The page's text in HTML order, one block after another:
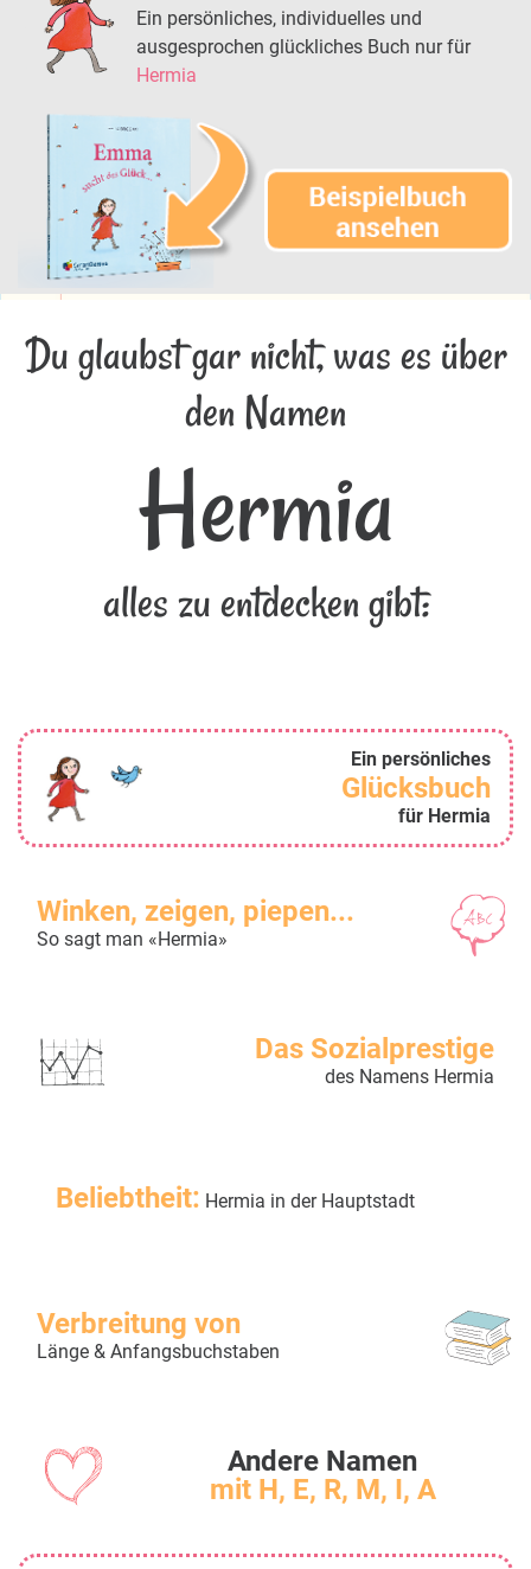
Ein persönliches, individuelles und
ausgesprochen glückliches Buch nur für
Hermia
Du glaubst gar nicht, was es über
den Namen
Hermia
alles zu entdecken gibt:
Ein persönliches
Glücksbuch
für Hermia
Winken, zeigen, piepen...
So sagt man «Hermia»
Das Sozialprestige
des Namens Hermia
Beliebtheit: Hermia in der Hauptstadt
Verbreitung von
Länge & Anfangsbuchstaben
Andere Namen
mit H, E, R, M, I, A